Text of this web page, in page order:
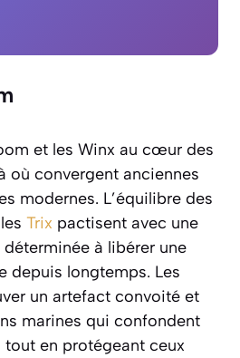
et les Winx au cœur des
où convergent anciennes
modernes. L’équilibre des
Trix pactisent avec une
à libérer une
depuis longtemps. Les
un artefact convoité et
marines qui confondent
tout en protégeant ceux